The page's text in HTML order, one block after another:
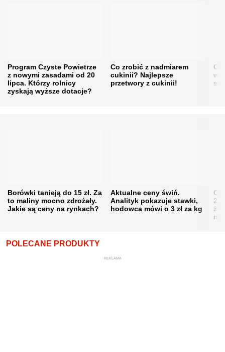
Program Czyste Powietrze
z nowymi zasadami od 20
lipca. Którzy rolnicy
zyskają wyższe dotacje?
Co zrobić z nadmiarem
cukinii? Najlepsze
przetwory z cukinii!
w
Borówki tanieją do 15 zł. Za
to maliny mocno zdrożały.
Jakie są ceny na rynkach?
Aktualne ceny świń.
Analityk pokazuje stawki,
hodowca mówi o 3 zł za kg
POLECANE PRODUKTY
REKLAMA